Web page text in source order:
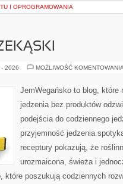
I OPROGRAMOWANIA
2026 MOŻLIWOŚĆ KOMENTOWANIA
JemWegańsko to blog, które
jedzenia bez produktów
podejścia do codziennego
przyjemność jedzenia
receptury pokazują, że
urozmaicona, świeża i
które poszukują codziennych